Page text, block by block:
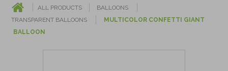
ALL PRODUCTS
BALLOONS
TRANSPARENT BALLOONS
MULTICOLOR CONFETTI GIANT
BALLOON